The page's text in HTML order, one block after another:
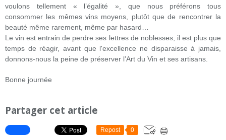
voulons tellement « l’égalité », que nous préférons tous
consommer les mêmes vins moyens, plutôt que de rencontrer la
beauté même rarement, même par hasard…
Le vin est entrain de perdre ses lettres de noblesses, il est plus que
temps de réagir, avant que l'excellence ne disparaisse à jamais,
donnons-nous la peine de préserver l’Art du Vin et ses artisans.
Bonne journée
Partager cet article
Repost 0